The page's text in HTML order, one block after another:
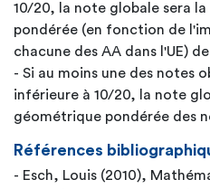
10/20, la note globale sera
pondérée (en fonction de
chacune des AA dans l'UE)
- Si au moins une des notes
inférieure à 10/20, la note
géométrique pondérée des
Références
- Esch, Louis (2010), Mathématiques pour économistes